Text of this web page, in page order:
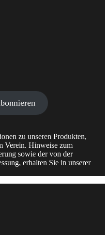
zu unseren Produkten,
Verein. Hinweise zum
sowie der von der
erhalten Sie in unserer